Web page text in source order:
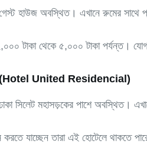
গেস্ট হাউজ অবস্থিত। এখানে রুমের
টাকা থেকে ৫,০০০ টাকা পর্যন্ত।
(Hotel United Residencial)
ঢাকা সিলেট মহাসড়কের পাশে
করতে যাচ্ছেন তারা এই হোটেলে